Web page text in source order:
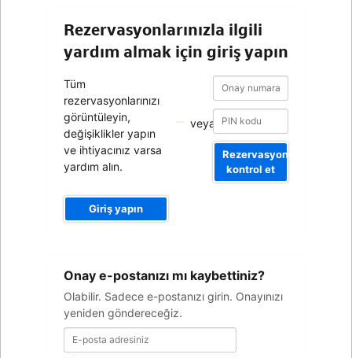
Rezervasyonlarınızla ilgili
yardım almak için giriş yapın
Tüm
rezervasyonlarınızı
görüntüleyin,
değişiklikler yapın
ve ihtiyacınız varsa
yardım alın.
Giriş yapın
veya
Onay
numarası
Onay
numarası
Rezervasyonumu
kontrol et
Onay e-postanızı mı kaybettiniz?
Olabilir. Sadece e-postanızı girin. Onayınızı
yeniden göndereceğiz.
posta
adresiniz